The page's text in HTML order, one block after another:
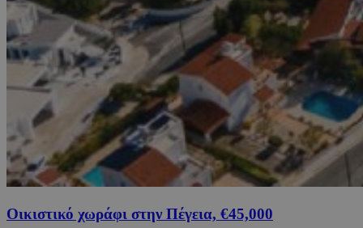
Οικιστικό χωράφι στην Πέγεια, €45,000